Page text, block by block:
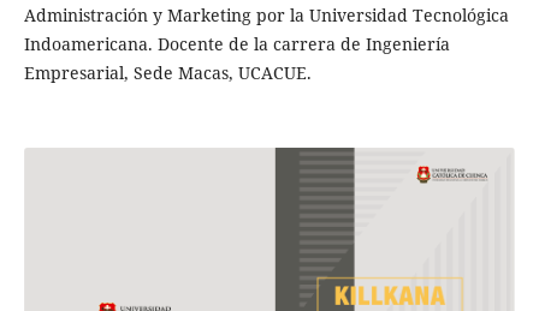
Administración y Marketing por la Universidad Tecnológica
Indoamericana. Docente de la carrera de Ingeniería
Empresarial, Sede Macas, UCACUE.